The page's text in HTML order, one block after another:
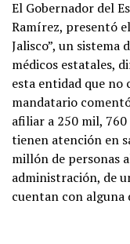
El Gobernador del
Ramírez, presentó
Jalisco”, un
médicos estatales,
esta entidad que no
mandatario
afiliar a 250 mil, 760
tienen atención en
millón de personas
administración, de
cuentan con alguna